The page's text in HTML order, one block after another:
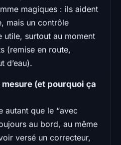
magiques : ils aident
mais un contrôle
utile, surtout au moment
(remise en route,
d’eau).
(et pourquoi ça
autant que le “avec
au bord, au même
versé un correcteur,